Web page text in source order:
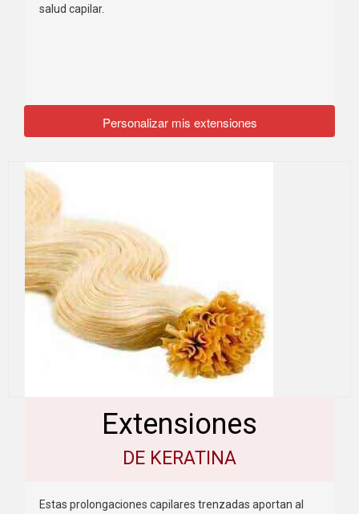
salud capilar.
Personalizar mis extensiones
Extensiones
DE KERATINA
Estas prolongaciones capilares trenzadas aportan al